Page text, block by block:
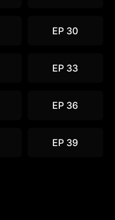
EP 30
EP 33
EP 36
EP 39